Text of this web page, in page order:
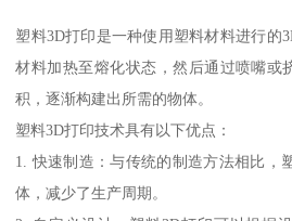
塑料3D打印是一种使用塑料材料进行的
材料加热至熔化状态，然后通过喷嘴或
积，逐渐构建出所需的物体。
塑料3D打印技术具有以下优点：
1. 快速制造：与传统的制造方法相比，
体，减少了生产周期。